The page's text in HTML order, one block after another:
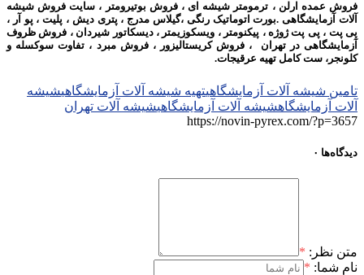
فروش عمده ارلن ، ترمومتر شیشه ای ، فروش بوتیرومتر ، سایت فروش شیشه
آلات آزمایشگاهی .بورت اتوماتیک رنگی ،گیلاس مدرج ، پتری دیش ، پلیت ، پو آر ،
پی پت ، پی پت ژوژه ، پیکنومتر ، ویسکوزیمتر ، دیسکاتور شیردان ، فروش ظروف
آزمایشگاهی در تهران ، فروش کریستالیزور ، فروش مبرد ، تفاوت سوکسله و
کلونجر، ست کامل تهیه عرقیجات.
تامین شیشه آلات آزمایشگاهیتهیه شیشه آلات آزمایشگاهیشیشه
آلات آزمایشگاهشیشه آلات آزمایشگاهیشیشه آلات تهران
https://novin-pyrex.com/?p=3657
دیدگاه‌ها ۰
متن نظر: *
نام شما: *